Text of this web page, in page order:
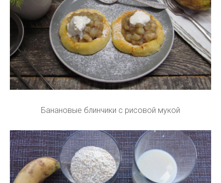
Банановые блинчики с рисовой мукой